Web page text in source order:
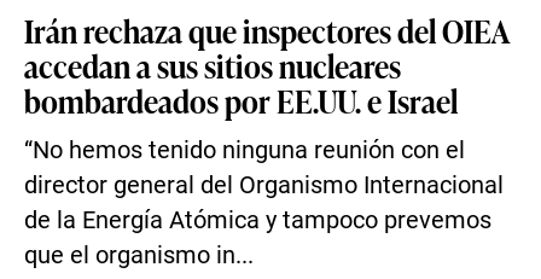
Irán rechaza que inspectores del OIEA
accedan a sus sitios nucleares
bombardeados por EE.UU. e Israel
“No hemos tenido ninguna reunión con el
director general del Organismo Internacional
de la Energía Atómica y tampoco prevemos
que el organismo in...